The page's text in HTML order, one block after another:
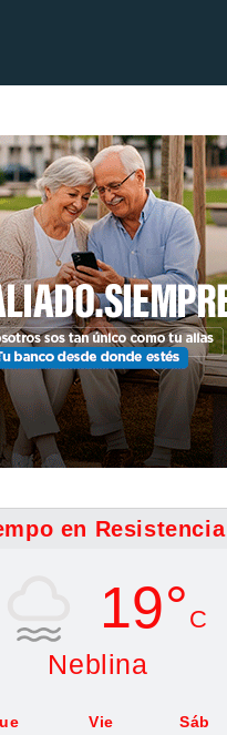
en Resistencia
19° C
Neblina
Vie Sáb